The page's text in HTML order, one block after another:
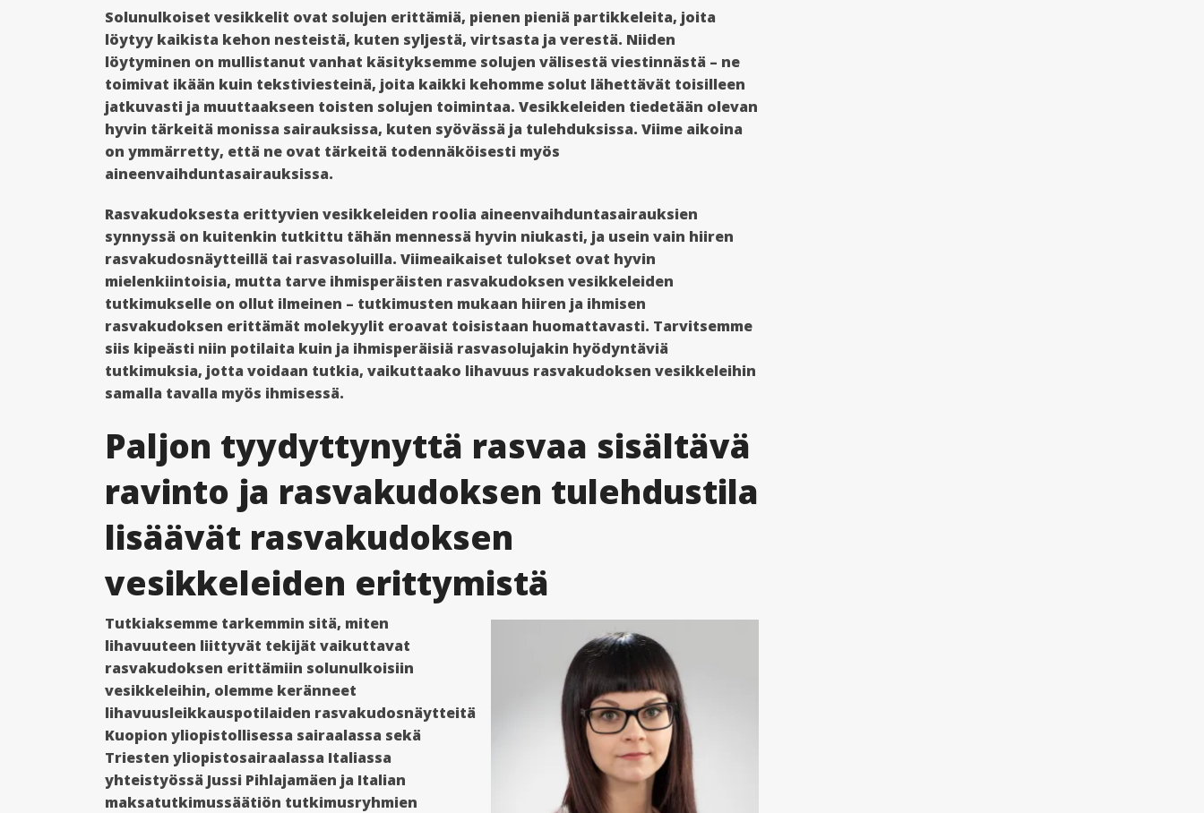
Solunulkoiset vesikkelit ovat solujen erittämiä, pienen pieniä partikkeleita, joita
löytyy kaikista kehon nesteistä, kuten syljestä, virtsasta ja verestä. Niiden
löytyminen on mullistanut vanhat käsityksemme solujen välisestä viestinnästä – ne
toimivat ikään kuin tekstiviesteinä, joita kaikki kehomme solut lähettävät toisilleen
jatkuvasti ja muuttaakseen toisten solujen toimintaa. Vesikkeleiden tiedetään olevan
hyvin tärkeitä monissa sairauksissa, kuten syövässä ja tulehduksissa. Viime aikoina
on ymmärretty, että ne ovat tärkeitä todennäköisesti myös
aineenvaihduntasairauksissa.
Rasvakudoksesta erittyvien vesikkeleiden roolia aineenvaihduntasairauksien
synnyssä on kuitenkin tutkittu tähän mennessä hyvin niukasti, ja usein vain hiiren
rasvakudosnäytteillä tai rasvasoluilla. Viimeaikaiset tulokset ovat hyvin
mielenkiintoisia, mutta tarve ihmisperäisten rasvakudoksen vesikkeleiden
tutkimukselle on ollut ilmeinen – tutkimusten mukaan hiiren ja ihmisen
rasvakudoksen erittämät molekyylit eroavat toisistaan huomattavasti. Tarvitsemme
siis kipeästi niin potilaita kuin ja ihmisperäisiä rasvasolujakin hyödyntäviä
tutkimuksia, jotta voidaan tutkia, vaikuttaako lihavuus rasvakudoksen vesikkeleihin
samalla tavalla myös ihmisessä.
Paljon tyydyttynyttä rasvaa sisältävä
ravinto ja rasvakudoksen tulehdustila
lisäävät rasvakudoksen
vesikkeleiden erittymistä
Tutkiaksemme tarkemmin sitä, miten
lihavuuteen liittyvät tekijät vaikuttavat
rasvakudoksen erittämiin solunulkoisiin
vesikkeleihin, olemme keränneet
lihavuusleikkauspotilaiden rasvakudosnäytteitä
Kuopion yliopistollisessa sairaalassa sekä
Triesten yliopistosairaalassa Italiassa
yhteistyössä Jussi Pihlajamäen ja Italian
maksatutkimussäätiön tutkimusryhmien